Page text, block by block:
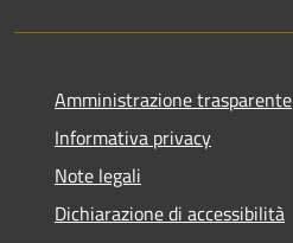
Amministrazione trasparente
Informativa privacy
Note legali
Dichiarazione di accessibilità